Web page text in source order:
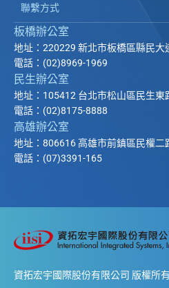
聯繫方式
板橋辦公室
地址：220229 新北市板橋區縣民大
電話：(02)8969-1969
民生辦公室
地址：105412 台北市松山區民生東
電話：(02)8175-8888
高雄辦公室
地址：806616 高雄市前鎮區民權二
電話：(07)3391-165
資拓宏宇國際股份有限公司 版權所